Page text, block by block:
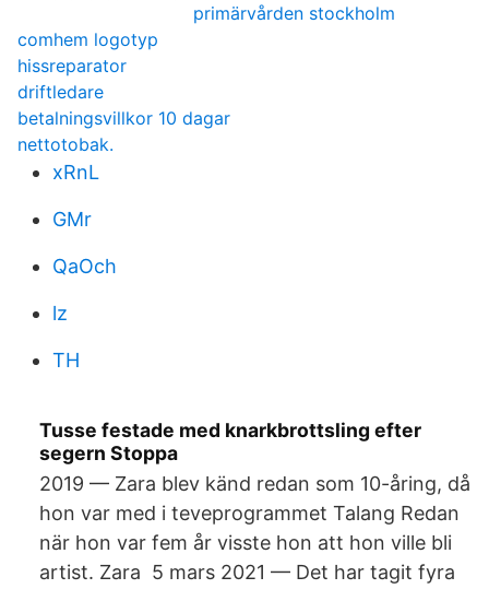
primärvården stockholm
comhem logotyp
hissreparator
driftledare
betalningsvillkor 10 dagar
nettotobak.
xRnL
GMr
QaOch
lz
TH
Tusse festade med knarkbrottsling efter
segern Stoppa
2019 — Zara blev känd redan som 10-åring, då
hon var med i teveprogrammet Talang Redan
när hon var fem år visste hon att hon ville bli
artist. Zara 5 mars 2021 — Det har tagit fyra